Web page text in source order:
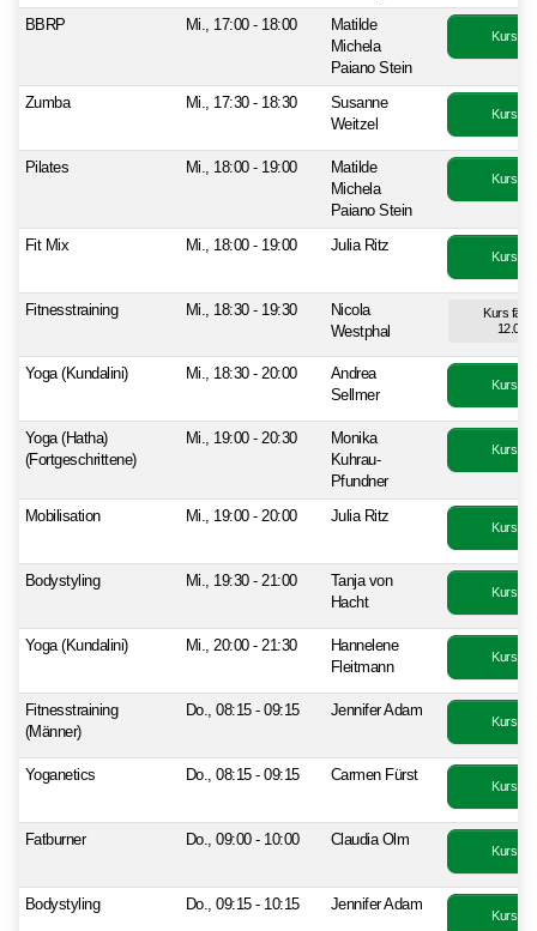
BBRP Mi., 17:00 - 18:00
Matilde
Michela
Paiano Stein
Kurs
Zumba Mi., 17:30 - 18:30
Susanne
Weitzel
Kurs
Pilates Mi., 18:00 - 19:00
Matilde
Michela
Paiano Stein
Kurs
Fit Mix Mi., 18:00 - 19:00 Julia Ritz
Kurs
Fitnesstraining Mi., 18:30 - 19:30
Nicola
Westphal
Kurs fällt
Yoga (Kundalini) Mi., 18:30 - 20:00
Andrea
Sellmer
Kurs
Yoga (Hatha)
(Fortgeschrittene)
Mi., 19:00 - 20:30
Monika
Kuhrau-
Pfundner
Kurs
Mobilisation Mi., 19:00 - 20:00 Julia Ritz
Kurs
Bodystyling Mi., 19:30 - 21:00
Tanja von
Hacht
Kurs
Yoga (Kundalini) Mi., 20:00 - 21:30
Hannelene
Fleitmann
Kurs
Fitnesstraining
(Männer)
Do., 08:15 - 09:15 Jennifer Adam
Kurs
Yoganetics Do., 08:15 - 09:15 Carmen Fürst
Kurs
Fatburner Do., 09:00 - 10:00 Claudia Olm
Kurs
Bodystyling Do., 09:15 - 10:15 Jennifer Adam
Kurs